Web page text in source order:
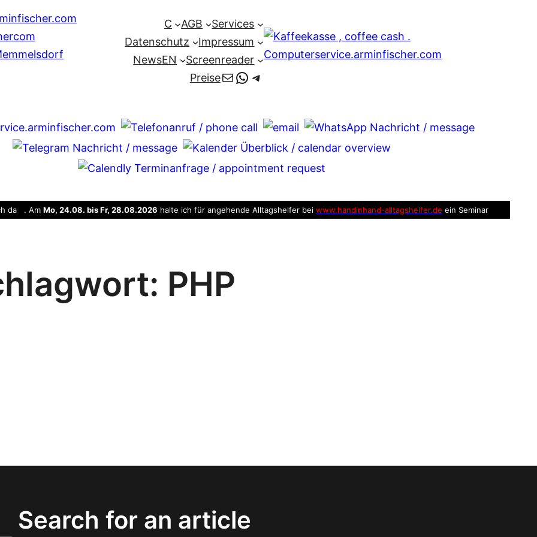
C AGB
Services
Datenschutz
Impressum
NewsEN
Screenreader
PreiseE-MailWhatsApp
Telegram
da . Am Mo, 24.08. bis Fr, 28.08.2026 halte ich für angehende Alltagshelfer bei www.handinhand-alltagshelfer.de ein Seminar
PHP
Search for an article